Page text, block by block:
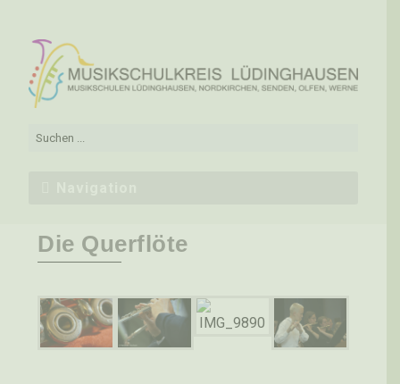
Die Querflöte